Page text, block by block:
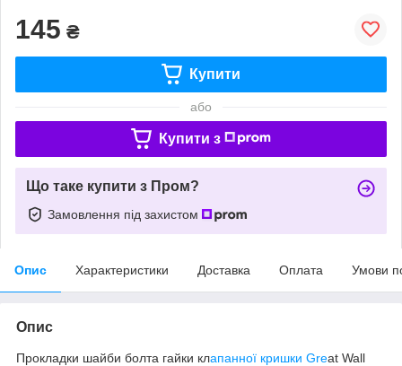
145 ₴
Купити
або
Купити з
Що таке купити з Пром?
Замовлення під захистом
Опис Характеристики Доставка Оплата Умови
Опис
Прокладки шайби болта гайки клапанної кришки Great Wall